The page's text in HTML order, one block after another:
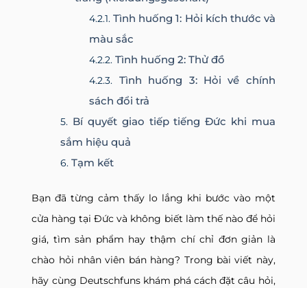
Tình huống 1: Hỏi kích thước và
màu sắc
Tình huống 2: Thử đồ
Tình huống 3: Hỏi về chính
sách đổi trả
Bí quyết giao tiếp tiếng Đức khi mua
sắm hiệu quả
Tạm kết
Bạn đã từng cảm thấy lo lắng khi bước vào một
cửa hàng tại Đức và không biết làm thế nào để hỏi
giá, tìm sản phẩm hay thậm chí chỉ đơn giản là
chào hỏi nhân viên bán hàng? Trong bài viết này,
hãy cùng Deutschfuns khám phá cách đặt câu hỏi,